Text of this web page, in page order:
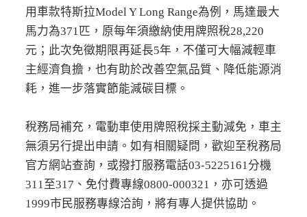
用車款特斯拉Model Y Long Range為例，馬達最大
馬力為371匹，原每年須繳納使用牌照稅28,220
元；此次免徵期限再延長5年，不僅可大幅減輕車
主經濟負擔，也有助於改善空氣品質、降低能源消
耗，進一步落實節能減碳目標。
稅務局補充，電動車使用牌照稅採主動減免，車主
無須另行提出申請。如有相關疑問，歡迎至稅務局
官方網站查詢，或撥打服務電話03-5225161分機
311至317、免付費專線0800-000321，亦可透過
1999市民服務專線洽詢，將有專人提供協助。